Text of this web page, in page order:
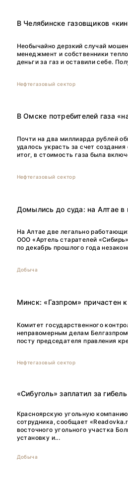
В Челябинске газовщиков
Необычайно дерзкий случай
менеджмент и собственники
деньги за газ и оставили себе.
Нефтегазовый сектор
В Омске потребителей газа
Почти на два миллиарда рублей
удалось украсть за счет
итог, в стоимость газа была
Нефтегазовый сектор
Домылись до суда: на Алтае
На Алтае две легально
ООО «Артель старателей
по декабрь прошлого года
Добыча
Минск: «Газпром» причастен
Комитет государственного
неправомерным делам
посту председателя правления
Нефтегазовый сектор
«Сибуголь» заплатил за
Красноярскую угольную
сотрудника, сообщает
восточного угольного участка
установку и...
Добыча